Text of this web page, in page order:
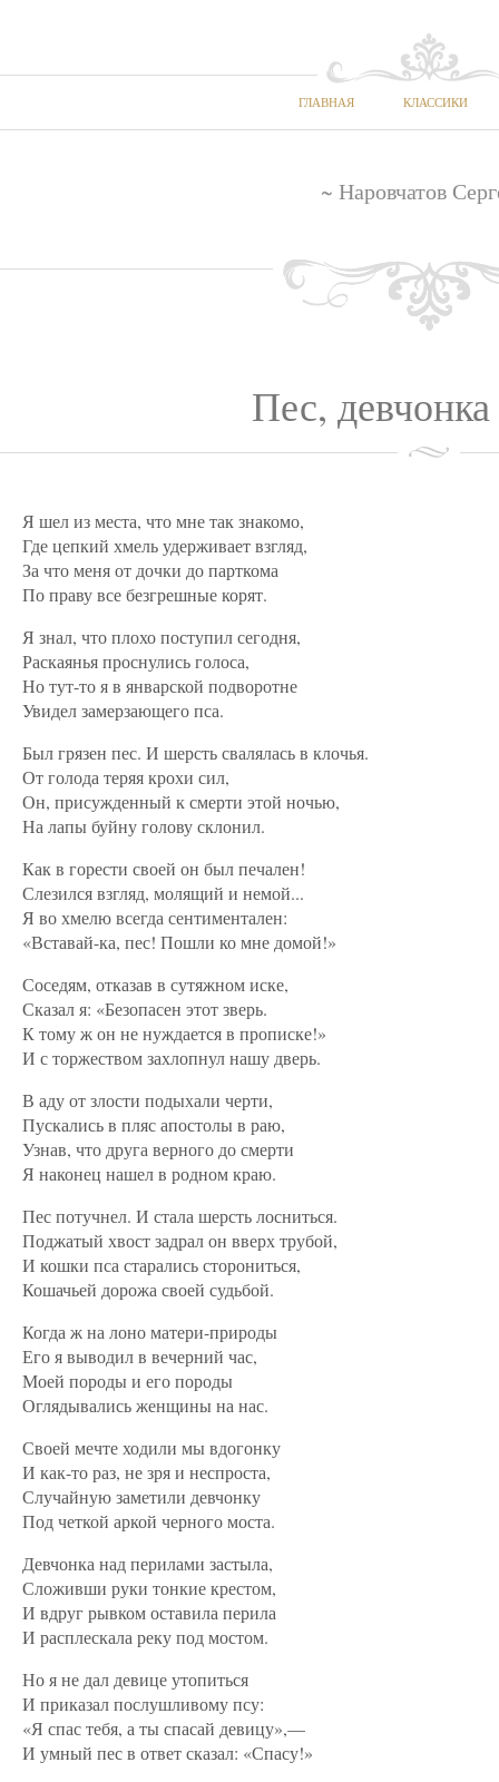
ГЛАВНАЯ КЛАССИКИ
~ Наровчатов
Пес,
Я шел из места, что мне так знакомо,
Где цепкий хмель удерживает взгляд,
За что меня от дочки до парткома
По праву все безгрешные корят.
Я знал, что плохо поступил сегодня,
Раскаянья проснулись голоса,
Но тут-то я в январской подворотне
Увидел замерзающего пса.
Был грязен пес. И шерсть свалялась в клочья.
От голода теряя крохи сил,
Он, присужденный к смерти этой ночью,
На лапы буйну голову склонил.
Как в горести своей он был печален!
Слезился взгляд, молящий и немой...
Я во хмелю всегда сентиментален:
«Вставай-ка, пес! Пошли ко мне домой!»
Соседям, отказав в сутяжном иске,
Сказал я: «Безопасен этот зверь.
К тому ж он не нуждается в прописке!»
И с торжеством захлопнул нашу дверь.
В аду от злости подыхали черти,
Пускались в пляс апостолы в раю,
Узнав, что друга верного до смерти
Я наконец нашел в родном краю.
Пес потучнел. И стала шерсть лосниться.
Поджатый хвост задрал он вверх трубой,
И кошки пса старались сторониться,
Кошачьей дорожа своей судьбой.
Когда ж на лоно матери-природы
Его я выводил в вечерний час,
Моей породы и его породы
Оглядывались женщины на нас.
Своей мечте ходили мы вдогонку
И как-то раз, не зря и неспроста,
Случайную заметили девчонку
Под четкой аркой черного моста.
Девчонка над перилами застыла,
Сложивши руки тонкие крестом,
И вдруг рывком оставила перила
И расплескала реку под мостом.
Но я не дал девице утопиться
И приказал послушливому псу:
«Я спас тебя, а ты спасай девицу»,—
И умный пес в ответ сказал: «Спасу!»